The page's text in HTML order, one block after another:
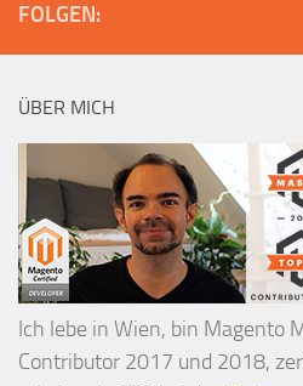
FOLGEN:
ÜBER MICH
Ich lebe in Wien, bin Magento
Contributor 2017 und 2018,